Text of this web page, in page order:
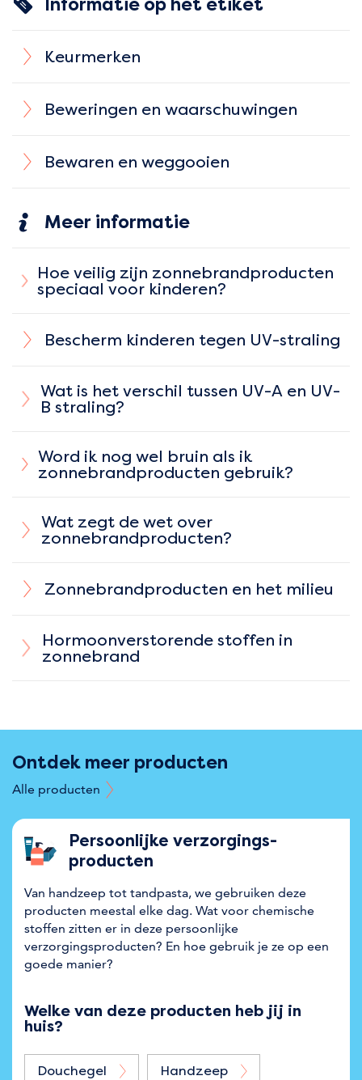
Informatie op het etiket
Keurmerken
Beweringen en waarschuwingen
Bewaren en weggooien
Meer informatie
Hoe veilig zijn zonnebrandproducten
speciaal voor kinderen?
Bescherm kinderen tegen UV-straling
Wat is het verschil tussen UV-A en UV-
B straling?
Word ik nog wel bruin als ik
zonnebrandproducten gebruik?
Wat zegt de wet over
zonnebrandproducten?
Zonnebrandproducten en het milieu
Hormoonverstorende stoffen in
zonnebrand
Ontdek meer producten
Alle producten
Persoonlijke verzorgings­
producten
Van handzeep tot tandpasta, we gebruiken deze
producten meestal elke dag. Wat voor chemische
stoffen zitten er in deze persoonlijke
verzorgingsproducten? En hoe gebruik je ze op een
goede manier?
Welke van deze producten heb jij in
huis?
Douchegel Handzeep